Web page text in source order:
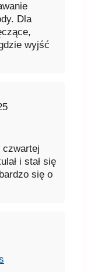
Dla
wyjść
czwartej
i stał się
się o